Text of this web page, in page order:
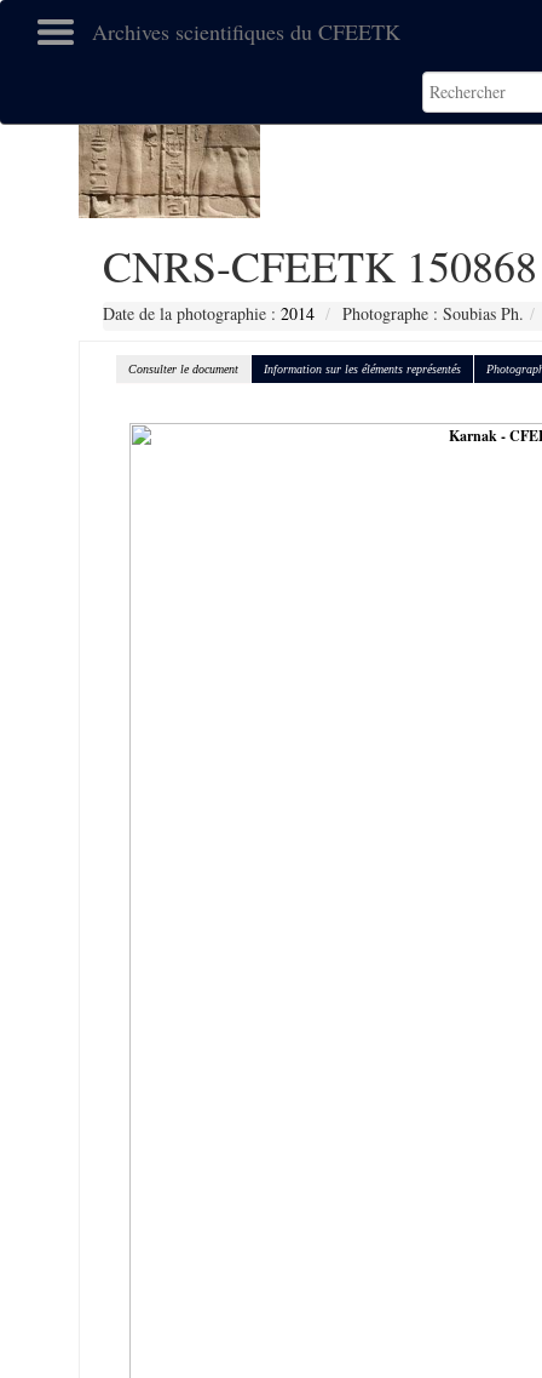
Archives scientifiques du CFEETK
CNRS-CFEETK 150868
Date de la photographie : 2014 Photographe : Soubias Ph.
Consulter le document Information sur les éléments représentés